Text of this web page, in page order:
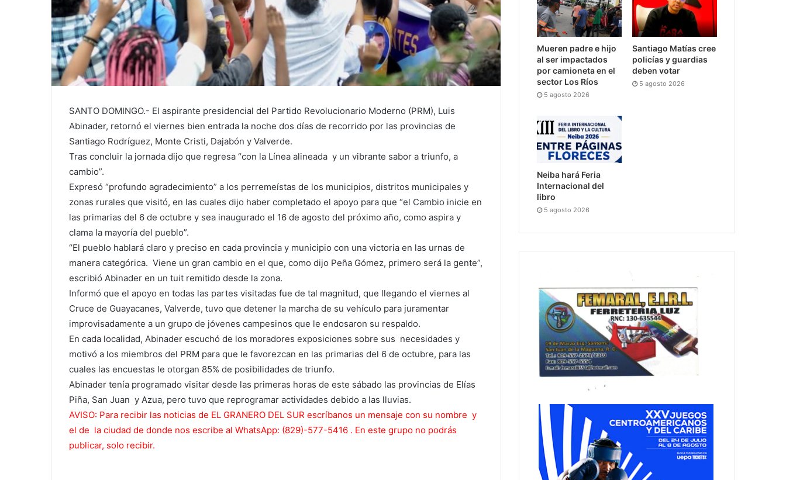
SANTO DOMINGO.- El aspirante presidencial del Partido Revolucionario Moderno (PRM), Luis
Abinader, retornó el viernes bien entrada la noche dos días de recorrido por las provincias de
Santiago Rodríguez, Monte Cristi, Dajabón y Valverde.
Tras concluir la jornada dijo que regresa “con la Línea alineada y un vibrante sabor a triunfo, a
cambio”.
Expresó “profundo agradecimiento” a los perremeístas de los municipios, distritos municipales y
zonas rurales que visitó, en las cuales dijo haber completado el apoyo para que “el Cambio inicie en
las primarias del 6 de octubre y sea inaugurado el 16 de agosto del próximo año, como aspira y
clama la mayoría del pueblo”.
“El pueblo hablará claro y preciso en cada provincia y municipio con una victoria en las urnas de
manera categórica. Viene un gran cambio en el que, como dijo Peña Gómez, primero será la gente”,
escribió Abinader en un tuit remitido desde la zona.
Informó que el apoyo en todas las partes visitadas fue de tal magnitud, que llegando el viernes al
Cruce de Guayacanes, Valverde, tuvo que detener la marcha de su vehículo para juramentar
improvisadamente a un grupo de jóvenes campesinos que le endosaron su respaldo.
En cada localidad, Abinader escuchó de los moradores exposiciones sobre sus necesidades y
motivó a los miembros del PRM para que le favorezcan en las primarias del 6 de octubre, para las
cuales las encuestas le otorgan 85% de posibilidades de triunfo.
Abinader tenía programado visitar desde las primeras horas de este sábado las provincias de Elías
Piña, San Juan y Azua, pero tuvo que reprogramar actividades debido a las lluvias.
AVISO: Para recibir las noticias de EL GRANERO DEL SUR escríbanos un mensaje con su nombre y
el de la ciudad de donde nos escribe al WhatsApp: (829)-577-5416 . En este grupo no podrás
publicar, solo recibir.
Mueren padre e hijo
al ser impactados
por camioneta en el
sector Los Ríos
5 agosto 2026
Santiago Matías cree
policías y guardias
deben votar
5 agosto 2026
Neiba hará Feria
Internacional del
libro
5 agosto 2026